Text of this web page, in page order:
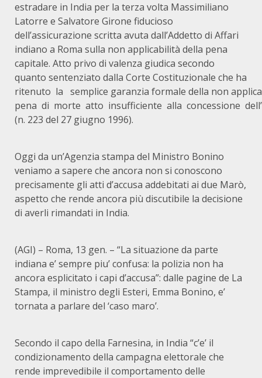
estradare in India per la terza volta Massimiliano
Latorre e Salvatore Girone fiducioso
dell’assicurazione scritta avuta dall’Addetto di Affari
indiano a Roma sulla non applicabilità della pena
capitale. Atto privo di valenza giudica secondo
quanto sentenziato dalla Corte Costituzionale che ha
ritenuto la semplice garanzia formale della non
pena di morte atto insufficiente alla concessione
(n. 223 del 27 giugno 1996).
Oggi da un’Agenzia stampa del Ministro Bonino
veniamo a sapere che ancora non si conoscono
precisamente gli atti d’accusa addebitati ai due Marò,
aspetto che rende ancora più discutibile la decisione
di averli rimandati in India.
(AGI) – Roma, 13 gen. – “La situazione da parte
indiana e’ sempre piu’ confusa: la polizia non ha
ancora esplicitato i capi d’accusa”: dalle pagine de La
Stampa, il ministro degli Esteri, Emma Bonino, e’
tornata a parlare del ‘caso maro’.
Secondo il capo della Farnesina, in India “c’e’ il
condizionamento della campagna elettorale che
rende imprevedibile il comportamento delle